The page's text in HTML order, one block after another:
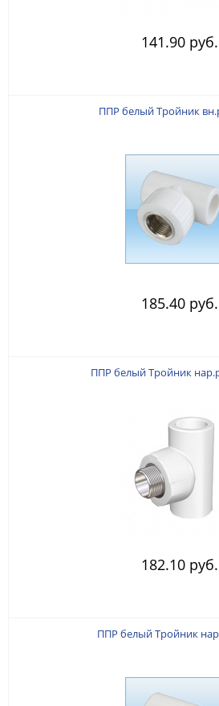
141.90 руб.
ППР белый Тройник
185.40 руб.
ППР белый Тройник
182.10 руб.
ППР белый Тройник